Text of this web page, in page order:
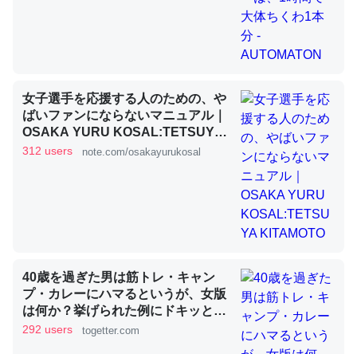
ずキチンを強化してる筈だが、酵素が違うのか？
─ニュース :: 【研究発表】昆虫学の大問題＝「昆虫はなぜ海にいな
これを元に考えるとカルシウムを大量に使う脊椎動物と貝
類は苦労してるんだな…。腹足類だと殻を無くしてナメク
─ニュース :: 【研究発表】昆虫学の大問題＝「昆虫はなぜ海にいな
ウチもEchoを実家に置いて４年。でたまに覗いてる。ぼ
ちぼちRingも置こうかと画策中。あと、Googleマップで
女子選手を応援する人のための、や
ばいファンにならないマニュアル｜
OSAKA YURU KOSAL:TETSUYA
KITAMOTO
312 users note.com/osakayurukosal
40歳を過ぎた男は筋トレ・キャン
プ・カレーにハマるというが、女版
は何か？挙げられた例にドキッとす
る「当てはまって笑った」
292 users togetter.com